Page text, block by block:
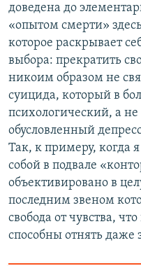
доведена до
«опытом смерти»
которое раскрывает
выбора: прекратить
никоим образом не
суицида, который в
психологический, а
обусловленный
Так, к примеру, когда
собой в подвале
объективировано в
последним звеном
свобода от чувства,
способны отнять даже